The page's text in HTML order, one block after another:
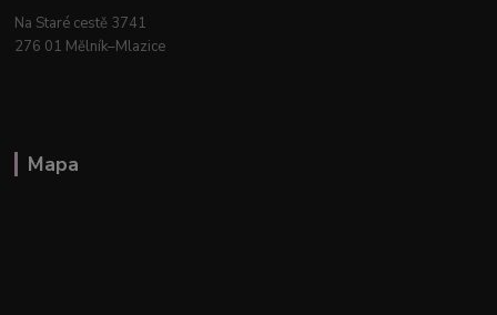
Na Staré cestě 3741
276 01 Mělník–Mlazice
Mapa